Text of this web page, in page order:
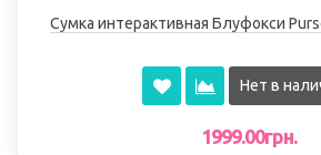
Сумка интерактивная Блуфокси
Нет в
1999.00грн.